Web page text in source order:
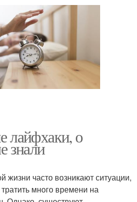
лайфхаки, о
знали
жизни часто возникают ситуации,
много времени на